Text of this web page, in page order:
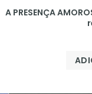
A PRESENÇA